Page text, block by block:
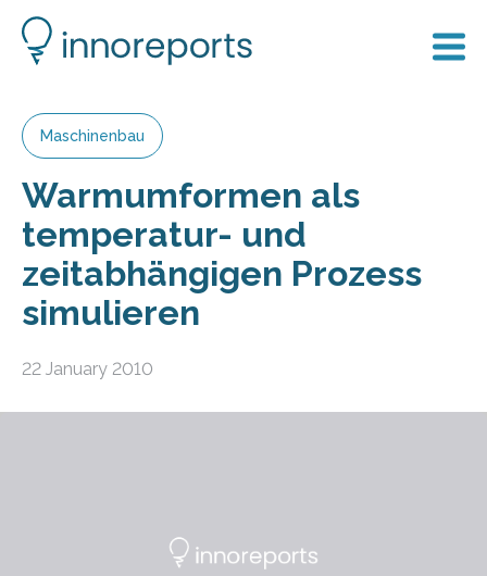
Maschinenbau
Warmumformen als
temperatur- und
zeitabhängigen Prozess
simulieren
22 January 2010